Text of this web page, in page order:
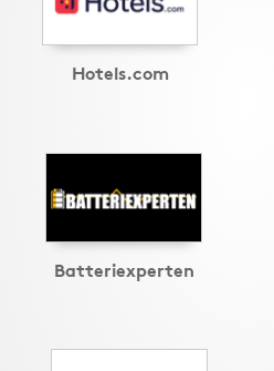
Hotels.com
Batteriexperten